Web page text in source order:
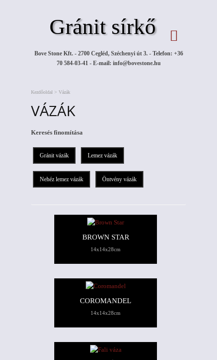
Gránit sírkő
Bove Stone Kft. - 2700 Cegléd, Széchenyi út 3. - Telefon: +36
70 584-03-41 - E-mail: info@bovestone.hu
Kezdőoldal > Vázák
VÁZÁK
Keresés finomítása
Gránit vázák Lemez vázák
Nehéz lemez vázák Öntvény vázák
BROWN STAR
14x14x28cm
COROMANDEL
14x14x28cm